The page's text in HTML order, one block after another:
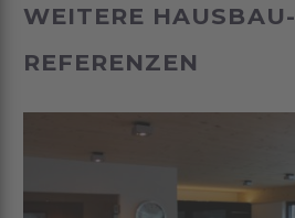
Management Platform &
WEITERE HAUSBAU-
REFERENZEN